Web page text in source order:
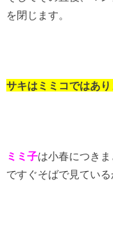
を閉じます。
サキはミミコではあ
ミミ子は小春につき
ですぐそばで見てい